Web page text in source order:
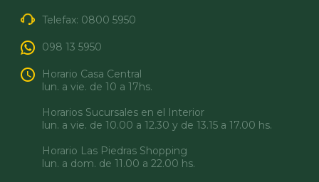
Telefax: 0800 5950
098 13 5950
Horario Casa Central
lun. a vie. de 10 a 17hs.
Horarios Sucursales en el Interior
lun. a vie. de 10.00 a 12.30 y de 13.15 a 17.00 hs.
Horario Las Piedras Shopping
lun. a dom. de 11.00 a 22.00 hs.